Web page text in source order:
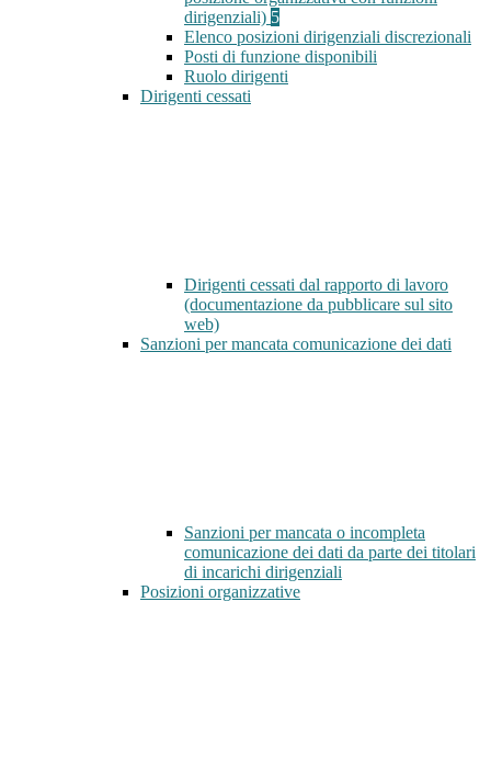
dirigenziali) 5
Elenco posizioni dirigenziali discrezionali
Posti di funzione disponibili
Ruolo dirigenti
Dirigenti cessati
Dirigenti cessati dal rapporto di lavoro
(documentazione da pubblicare sul sito
web)
Sanzioni per mancata comunicazione dei dati
Sanzioni per mancata o incompleta
comunicazione dei dati da parte dei titolari
di incarichi dirigenziali
Posizioni organizzative